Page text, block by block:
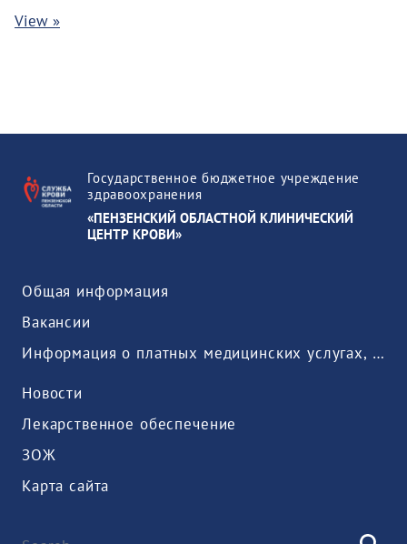
View »
Государственное бюджетное учреждение
здравоохранения
«ПЕНЗЕНСКИЙ ОБЛАСТНОЙ КЛИНИЧЕСКИЙ
ЦЕНТР КРОВИ»
Общая информация
Вакансии
Информация о платных медицинских услугах, предоставляемых медицинской организацией
Новости
Лекарственное обеспечение
ЗОЖ
Карта сайта